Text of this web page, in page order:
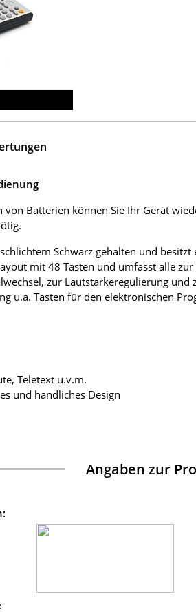
von Batterien können Sie Ihr Gerät
Schwarz gehalten und
mit 48 Tasten und umfasst alle
zur Lautstärkeregulierung
u.a. Tasten für den elektronischen
Teletext u.v.m.
und handliches Design
Angaben zur